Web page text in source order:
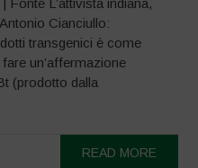
Cianciullo:
transgenici è come
un’affermazione
(prodotto dalla
READ MORE